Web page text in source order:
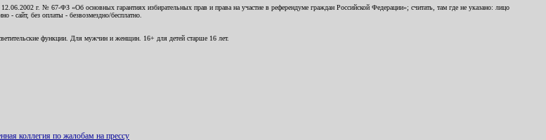
г. № 67-ФЗ «Об основных гарантиях избирательных прав и права на участие в референдуме граждан Российской Федерации»; считать, там где не указано: лицо
- сайт, без оплаты - безвозмездно/бесплатно.
функции. Для мужчин и женщин. 16+ для детей старше 16 лет.